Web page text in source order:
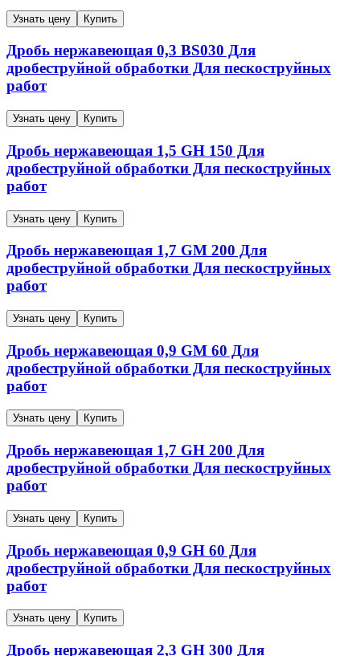
Узнать цену Купить
Дробь нержавеющая 0,3 ВS030 Для
дробеструйной обработки Для пескоструйных
работ
Узнать цену Купить
Дробь нержавеющая 1,5 GH 150 Для
дробеструйной обработки Для пескоструйных
работ
Узнать цену Купить
Дробь нержавеющая 1,7 GM 200 Для
дробеструйной обработки Для пескоструйных
работ
Узнать цену Купить
Дробь нержавеющая 0,9 GM 60 Для
дробеструйной обработки Для пескоструйных
работ
Узнать цену Купить
Дробь нержавеющая 1,7 GH 200 Для
дробеструйной обработки Для пескоструйных
работ
Узнать цену Купить
Дробь нержавеющая 0,9 GH 60 Для
дробеструйной обработки Для пескоструйных
работ
Узнать цену Купить
Дробь нержавеющая 2,3 GH 300 Для